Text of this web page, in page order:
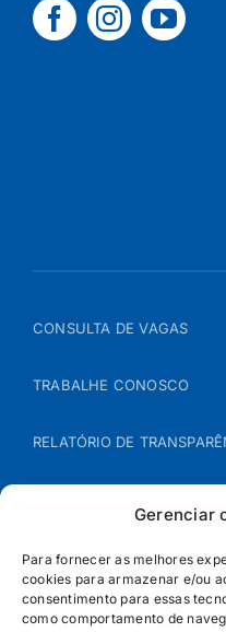
Gerenciar
Para fornecer as melhores
cookies para armazenar e/ou
consentimento para essas
como comportamento de
CONSULTA DE VAGAS
TRABALHE CONOSCO
RELATÓRIO DE
POLÍTICA DE COOKIES
POLÍTICA DE PRIVACIDADE